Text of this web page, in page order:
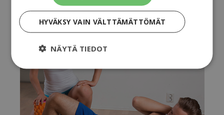
HYVÄKSY VAIN VÄLTTÄMÄTTÖMÄT
NÄYTÄ TIEDOT